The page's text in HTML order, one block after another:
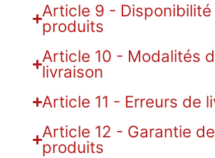
Article 9 - Disponibilité
produits
Article 10 - Modalités
livraison
Article 11 - Erreurs de
Article 12 - Garantie
produits